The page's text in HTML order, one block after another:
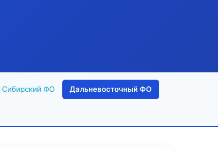
Сибирский ФО Дальневосточный ФО